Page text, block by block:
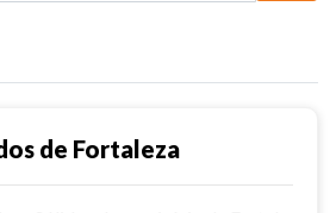
de Fortaleza